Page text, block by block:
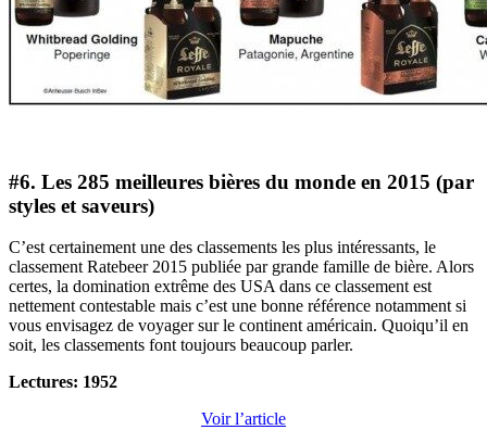
#6. Les 285 meilleures bières du monde en 2015 (par
styles et saveurs)
C’est certainement une des classements les plus intéressants, le
classement Ratebeer 2015 publiée par grande famille de bière. Alors
certes, la domination extrême des USA dans ce classement est
nettement contestable mais c’est une bonne référence notamment si
vous envisagez de voyager sur le continent américain. Quoiqu’il en
soit, les classements font toujours beaucoup parler.
Lectures: 1952
Voir l’article